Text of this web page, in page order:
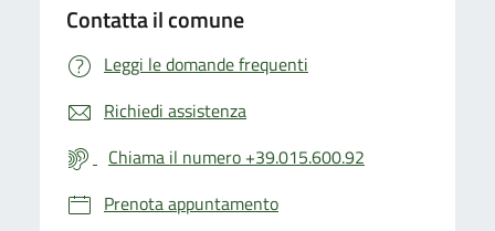
Contatta il comune
Leggi le domande frequenti
Richiedi assistenza
Chiama il numero +39.015.600.92
Prenota appuntamento